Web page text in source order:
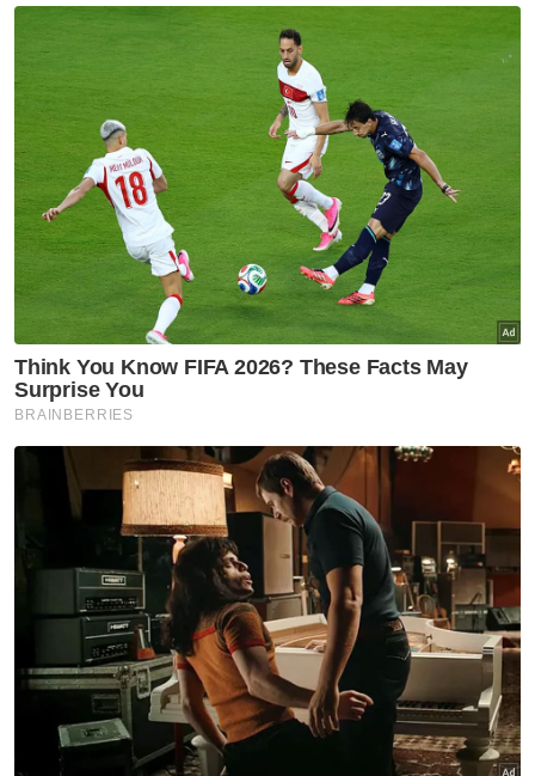
sepanjang laluan 70 kilometer (km) itu.
"Pertemuan antara MOF dan PLUS itu
bukanlah pengumuman berhubung
pertambahan lorong di laluan lebuh raya di
negeri ini akan bermula. Namun ia adalah
perbincangan awal yang akan memberi
pemberat kepada cadangan yang sekian
lama dibuat Johor.
"Sekiranya tidak ada perbincangan lanjut,
seolah-olah perkara itu akan berlalu begitu
sahaja dan tidak ada sebarang pemberat
kepada cadangan yang penting untuk
merealisasikan permohonan Johor itu,"
katanya.